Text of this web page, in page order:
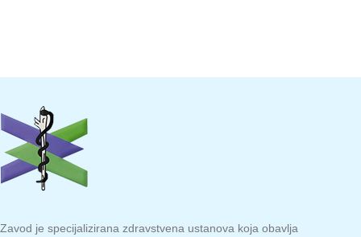
Zavod je specijalizirana zdravstvena ustanova koja obavlja